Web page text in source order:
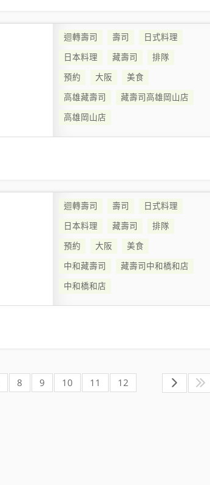
迴轉壽司 壽司
日式料理
日本料理
藏壽司
排隊
預約
大阪
美食
高雄藏壽司
藏壽司高雄岡山店
高雄岡山店
迴轉壽司 壽司
日式料理
日本料理
藏壽司
排隊
預約
大阪
美食
中和藏壽司
藏壽司中和橋和店
中和橋和店
8 9 10 11 12